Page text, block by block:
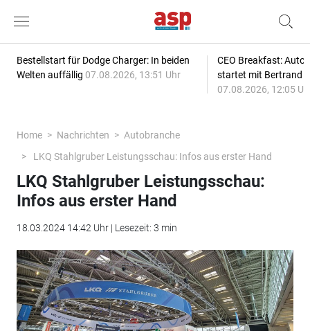
Bestellstart für Dodge Charger: In beiden
Welten auffällig 07.08.2026, 13:51 Uhr
CEO Breakfast:
startet mit Bertrand
07.08.2026, 12:05
Home Nachrichten
Autobranche
LKQ Stahlgruber Leistungsschau: Infos aus erster Hand
LKQ Stahlgruber Leistungsschau:
Infos aus erster Hand
18.03.2024 14:42 Uhr | Lesezeit: 3 min